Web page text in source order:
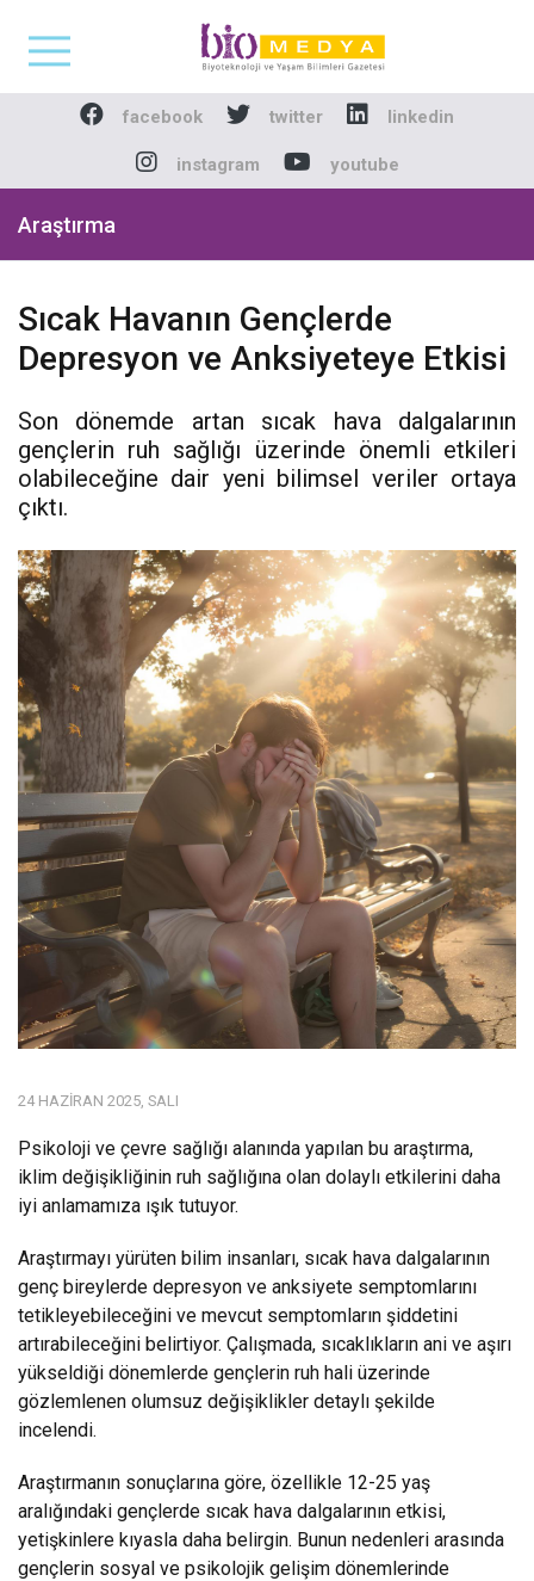
Biomedya -
facebook twitter linkedin
instagram youtube
Araştırma
Sıcak Havanın Gençlerde
Depresyon ve Anksiyeteye Etkisi
Son dönemde artan sıcak hava dalgalarının
gençlerin ruh sağlığı üzerinde önemli etkileri
olabileceğine dair yeni bilimsel veriler ortaya
çıktı.
24 HAZIRAN 2025, SALI
Psikoloji ve çevre sağlığı alanında yapılan bu araştırma,
iklim değişikliğinin ruh sağlığına olan dolaylı etkilerini daha
iyi anlamamıza ışık tutuyor.
Araştırmayı yürüten bilim insanları, sıcak hava dalgalarının
genç bireylerde depresyon ve anksiyete semptomlarını
tetikleyebileceğini ve mevcut semptomların şiddetini
artırabileceğini belirtiyor. Çalışmada, sıcaklıkların ani ve aşırı
yükseldiği dönemlerde gençlerin ruh hali üzerinde
gözlemlenen olumsuz değişiklikler detaylı şekilde
incelendi.
Araştırmanın sonuçlarına göre, özellikle 12-25 yaş
aralığındaki gençlerde sıcak hava dalgalarının etkisi,
yetişkinlere kıyasla daha belirgin. Bunun nedenleri arasında
gençlerin sosyal ve psikolojik gelişim dönemlerinde